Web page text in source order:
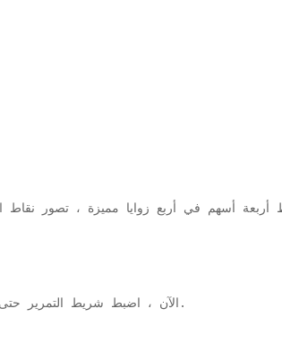
8. الآن ، اضبط شريط التمرير ورموز سطح المكتب بدقة.